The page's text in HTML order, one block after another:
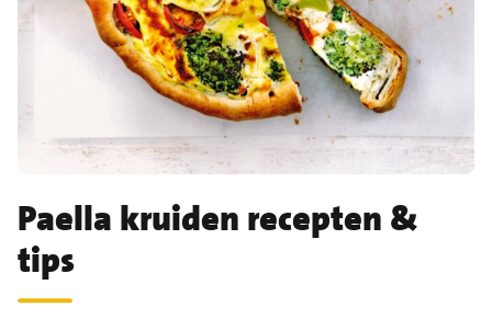
Paella kruiden recepten &
tips